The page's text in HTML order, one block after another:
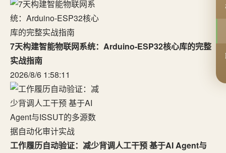
7天构建智能物联网系统：Arduino-ESP32核心库的完整
实战指南
2026/8/6 1:58:11
工作履历自动验证：减少背调人工干预 基于AI Agent与